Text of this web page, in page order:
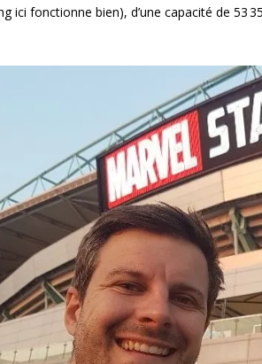
ici fonctionne bien), d’une capacité de 53